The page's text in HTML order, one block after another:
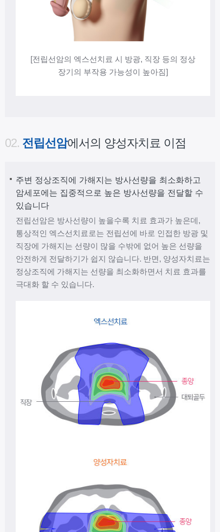
[전립선암의 엑스선치료 시 방광, 직장 등의 정상
장기의 부작용 가능성이 높아짐]
02. 전립선암에서의 양성자치료 이점
주변 정상조직에 가해지는 방사선량을 최소화하고
암세포에는 집중적으로 높은 방사선량을 전달할 수
있습니다
전립선암은 방사선량이 높을수록 치료 효과가 높은데,
통상적인 엑스선치료로는 전립선에 바로 인접한 방광 및
직장에 가해지는 선량이 많을 수밖에 없어 높은 선량을
안전하게 전달하기가 쉽지 않습니다. 반면, 양성자치료는
정상조직에 가해지는 선량을 최소화하면서 치료 효과를
극대화 할 수 있습니다.